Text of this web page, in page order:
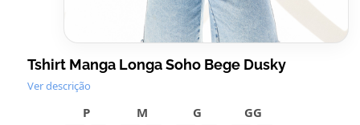
Tshirt Manga Longa Soho Bege Dusky
Ver descrição
P M G GG